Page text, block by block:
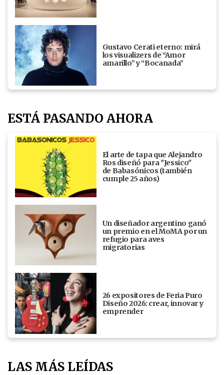
Gustavo Cerati eterno: mirá
los visualizers de “Amor
amarillo” y “Bocanada”
ESTÁ PASANDO AHORA
El arte de tapa que Alejandro
Ros diseñó para "Jessico"
de Babasónicos (también
cumple 25 años)
Un diseñador argentino ganó
un premio en el MoMA por un
refugio para aves
migratorias
26 expositores de Feria Puro
Diseño 2026: crear, innovar y
emprender
LAS MÁS LEÍDAS